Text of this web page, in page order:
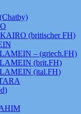
(britischer FH)
– (griech.FH)
(brit.FH)
(ital.FH)